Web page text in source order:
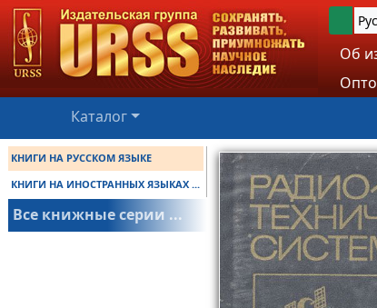
Об
Каталог
КНИГИ НА РУССКОМ ЯЗЫКЕ
КНИГИ НА ИНОСТРАННЫХ ЯЗЫКАХ ...
Все книжные серии ...